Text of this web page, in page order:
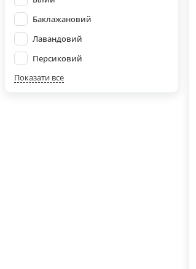
Баклажановий
Лавандовий
Персиковий
Показати все